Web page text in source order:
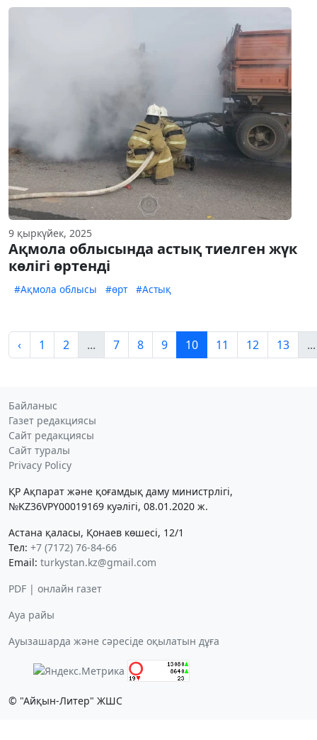
9 қыркүйек, 2025
Ақмола облысында астық тиелген жүк
көлігі өртенді
#Ақмола облысы #өрт #Астық
‹ 1 2 ... 7 8 9 10 11 12 13 ...
Байланыс
Газет редакциясы
Сайт редакциясы
Сайт туралы
Privacy Policy
ҚР Ақпарат және қоғамдық даму министрлігі,
№KZ36VPY00019169 куәлігі, 08.01.2020 ж.
Астана қаласы, Қонаев көшесі, 12/1
Тел: +7 (7172) 76-84-66
Email: turkystan.kz@gmail.com
PDF | онлайн газет
Ауа райы
Ауызашарда және сәресіде оқылатын дұға
© "Айқын-Литер" ЖШС